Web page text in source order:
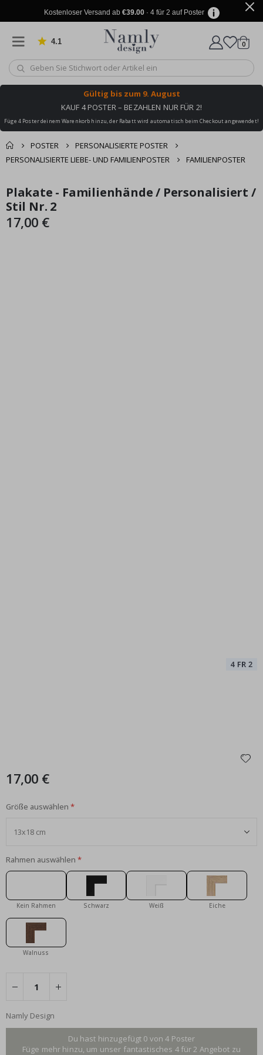
Kostenloser Versand ab €39.00· 4 für 2 auf Poster
4.1 von 1031 Bewertungen
Wagen
0
Gültig bis zum 9. August
KAUF 4 POSTER – BEZAHLEN NUR FÜR 2!
Füge 4 Poster deinem Warenkorb hinzu, der Rabatt wird automatisch beim Checkout angewendet!
POSTER
PERSONALISIERTE POSTER
PERSONALISIERTE LIEBE- UND FAMILIENPOSTER
FAMILIENPOSTER
Sie könnten auch
darunter leiden ✔
Korb
Zum
Ende
der
Bildgalerie
Zum
Anfang
der
Bildgalerie
Plakate - Familienhände / Personalisiert /
Stil Nr. 2
17,00 €
17,00 €
Größe auswählen
Rahmen auswählen
Kein Rahmen Schwarz Weiß Eiche
Walnuss
Namly Design
Du hast hinzugefügt 0 von 4 Poster
Füge mehr hinzu, um unser fantastisches 4 für 2 Angebot zu